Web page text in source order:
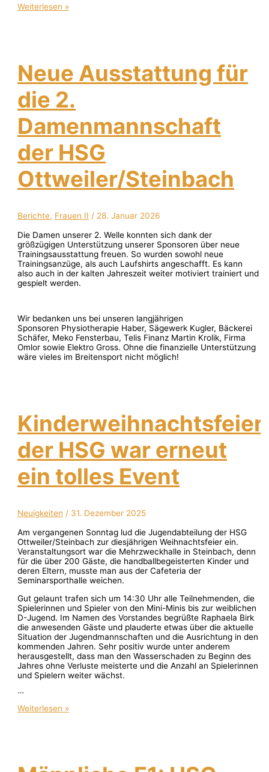
Weiterlesen »
Neue Ausstattung für
die 2.
Damenmannschaft
der HSG
Ottweiler/Steinbach
Berichte, Frauen II / 28. Januar 2026
Die Damen unserer 2. Welle konnten sich dank der
größzügigen Unterstützung unserer Sponsoren über neue
Trainingsausstattung freuen. So wurden sowohl neue
Trainingsanzüge, als auch Laufshirts angeschafft. Es kann
also auch in der kalten Jahreszeit weiter motiviert trainiert und
gespielt werden.
Wir bedanken uns bei unseren langjährigen
Sponsoren Physiotherapie Haber, Sägewerk Kugler, Bäckerei
Schäfer, Meko Fensterbau, Telis Finanz Martin Krolik, Firma
Omlor sowie Elektro Gross. Ohne die finanzielle Unterstützung
wäre vieles im Breitensport nicht möglich!
Kinderweihnachtsfeier
der HSG war erneut
ein tolles Event
Neuigkeiten / 31. Dezember 2025
Am vergangenen Sonntag lud die Jugendabteilung der HSG
Ottweiler/Steinbach zur diesjährigen Weihnachtsfeier ein.
Veranstaltungsort war die Mehrzweckhalle in Steinbach, denn
für die über 200 Gäste, die handballbegeisterten Kinder und
deren Eltern, musste man aus der Cafeteria der
Seminarsporthalle weichen.
Gut gelaunt trafen sich um 14:30 Uhr alle Teilnehmenden, die
Spielerinnen und Spieler von den Mini-Minis bis zur weiblichen
D-Jugend. Im Namen des Vorstandes begrüßte Raphaela Birk
die anwesenden Gäste und plauderte etwas über die aktuelle
Situation der Jugendmannschaften und die Ausrichtung in den
kommenden Jahren. Sehr positiv wurde unter anderem
herausgestellt, dass man den Wasserschaden zu Beginn des
Jahres ohne Verluste meisterte und die Anzahl an Spielerinnen
und Spielern weiter wächst.
…
Weiterlesen »